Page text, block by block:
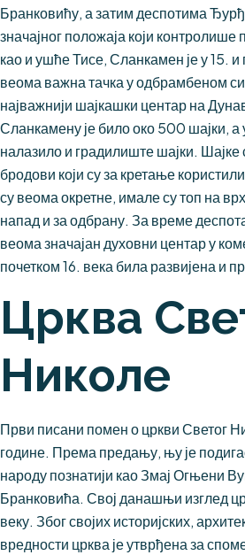
Бранковићу, а затим деспотима
значајног положаја који
као и ушће Тисе, Сланкамен је у 15. и
веома важна тачка у одбрамбеном
најважнији шајкашки центар на
Сланкамену је било око 500 шајки, а
налазило и градилиште шајки. Шајке
бродови који су за кретање
су веома окретне, имале су топ на
напад и за одбрану. За време
веома значајан духовни центар у
почетком 16. века била развијена и
Црква
Николе
Први писани помен о цркви Светог
године. Према предању, њу је
народу познатији као Змај Огњени
Бранковића. Свој данашњи изглед
веку. Због својих историјских,
вредности црква је утврђена за